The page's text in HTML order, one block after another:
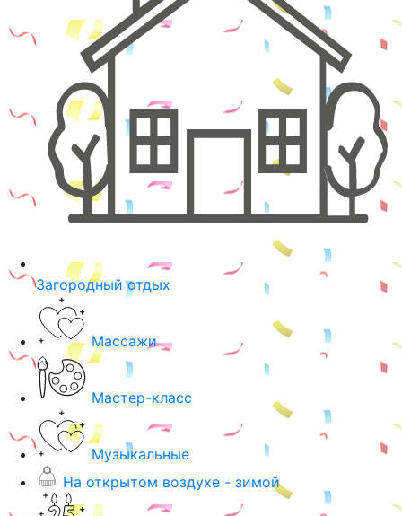
Загородный отдых
Массажи
Мастер-класс
Музыкальные
На открытом воздухе - зимой